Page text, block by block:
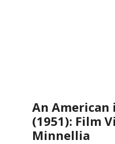
An American
(1951): Film
Minnellia